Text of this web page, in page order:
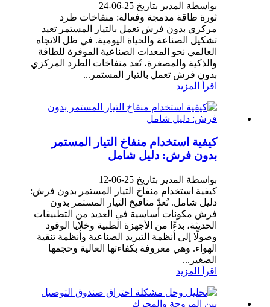
بواسطة المدير بتاريخ 25-06-24
ثورة طاقة مدمجة وفعالة: منفاخات طرد
مركزي بدون فرش تعمل بالتيار المستمر تعيد
تشكيل الصناعة والحياة اليومية. في ظل الاتجاه
العالمي نحو المعدات الصناعية الموفرة للطاقة
والذكية والمصغرة، تُعد منفاخات الطرد المركزي
بدون فرش تعمل بالتيار المستمر...
اقرأ المزيد
كيفية استخدام منفاخ التيار المستمر
بدون فرش: دليل شامل
بواسطة المدير بتاريخ 25-06-12
كيفية استخدام منفاخ التيار المستمر بدون فرش:
دليل شامل. تُعدّ منافيخ التيار المستمر بدون
فرش مكونات أساسية في العديد من التطبيقات
الحديثة، بدءًا من الأجهزة الطبية وخلايا الوقود
وصولًا إلى أنظمة التبريد الصناعية وأنظمة تنقية
الهواء. وهي معروفة بكفاءتها العالية وحجمها
الصغير...
اقرأ المزيد